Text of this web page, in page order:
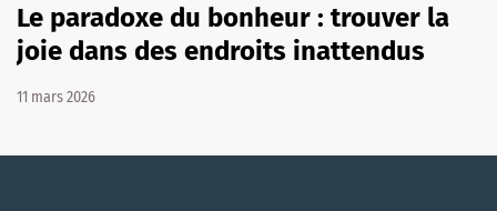
Le paradoxe du bonheur : trouver la
joie dans des endroits inattendus
11 mars 2026